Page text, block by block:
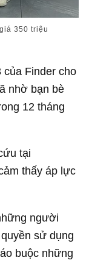
giá350 triệu
của Finder cho
nhờ bạn bè
12 tháng
tại
thấy áp lực
người
sử dụng
buộc những